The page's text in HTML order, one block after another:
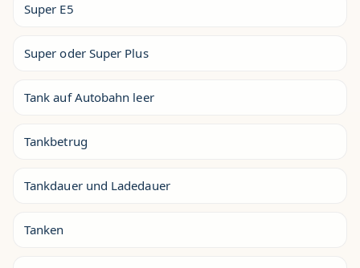
Super E5
Super oder Super Plus
Tank auf Autobahn leer
Tankbetrug
Tankdauer und Ladedauer
Tanken